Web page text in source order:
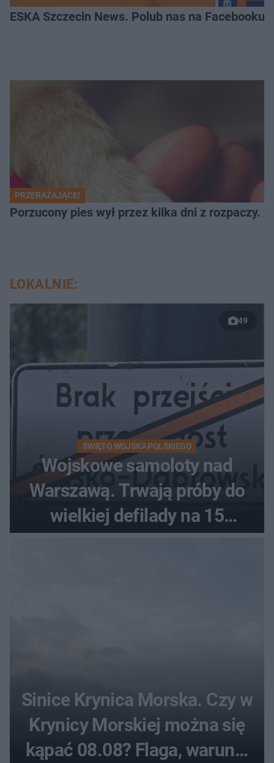
ESKA Szczecin News. Polub nas na Facebooku!
PRZERAŻAJĄCE!
Porzucony pies wył przez kilka dni z rozpaczy.
LOKALNIE:
49
ŚWIĘTO WOJSKA POLSKIEGO
Wojskowe samoloty nad
Warszawą. Trwają próby do
wielkiej defilady na 15
sierpnia
Sinice Krynica Morska. Czy w
Krynicy Morskiej można się
kąpać 08.08? Flaga, warunki